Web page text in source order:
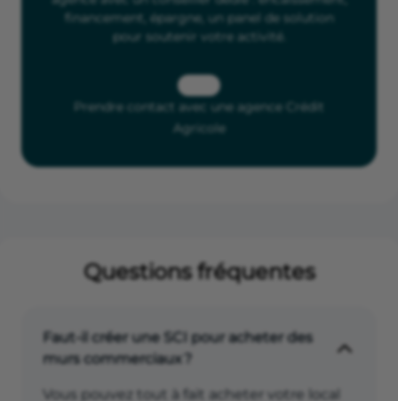
financement, épargne, un panel de solution
pour soutenir votre activité.
Prendre contact avec une agence Crédit
Agricole
Questions fréquentes
Faut-il créer une SCI pour acheter des
murs commerciaux ?
Vous pouvez tout à fait acheter votre local